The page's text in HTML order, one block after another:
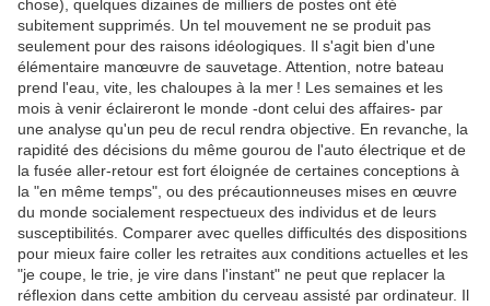
chose), quelques dizaines de milliers de postes ont été
subitement supprimés. Un tel mouvement ne se produit pas
seulement pour des raisons idéologiques. Il s'agit bien d'une
élémentaire manœuvre de sauvetage. Attention, notre bateau
prend l'eau, vite, les chaloupes à la mer. ! Les semaines et les
mois à venir éclaireront le monde -dont celui des affaires- par
une analyse qu'un peu de recul rendra objective. En revanche, la
rapidité des décisions du même gourou de l'auto électrique et de
la fusée aller-retour est fort éloignée de certaines conceptions à
la "en même temps", ou des précautionneuses mises en œuvre
du monde socialement respectueux des individus et de leurs
susceptibilités. Comparer avec quelles difficultés des dispositions
pour mieux faire coller les retraites aux conditions actuelles et les
"je coupe, le trie, je vire dans l'instant" ne peut que replacer la
réflexion dans cette ambition du cerveau assisté par ordinateur. Il